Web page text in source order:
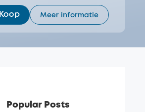
Koop Meer informatie
Popular Posts